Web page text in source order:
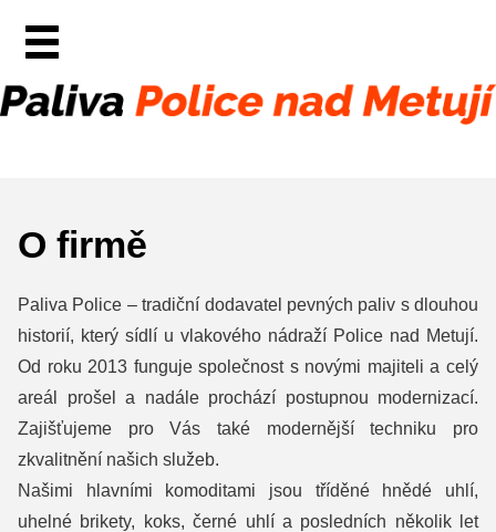
O firmě
Paliva Police – tradiční dodavatel pevných paliv s dlouhou
historií, který sídlí u vlakového nádraží Police nad Metují.
Od roku 2013 funguje společnost s novými majiteli a celý
areál prošel a nadále prochází postupnou modernizací.
Zajišťujeme pro Vás také modernější techniku pro
zkvalitnění našich služeb.
Našimi hlavními komoditami jsou tříděné hnědé uhlí,
uhelné brikety, koks, černé uhlí a posledních několik let